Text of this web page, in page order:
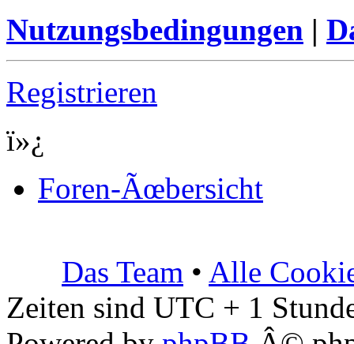
Nutzungsbedingungen |
Registrieren
ï»¿
Foren-Ãœbersicht
Das Team • Alle
Zeiten sind UTC + 1